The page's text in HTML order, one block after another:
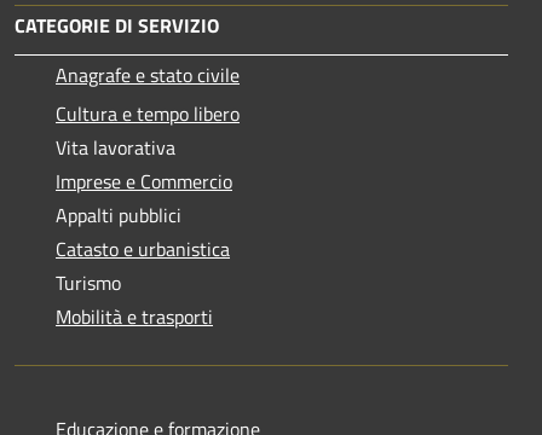
CATEGORIE DI SERVIZIO
Anagrafe e stato civile
Cultura e tempo libero
Vita lavorativa
Imprese e Commercio
Appalti pubblici
Catasto e urbanistica
Turismo
Mobilità e trasporti